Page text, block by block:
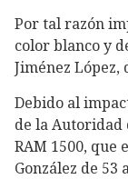
Por tal razón
color blanco y
Jiménez López,
Debido al
de la Autoridad
RAM 1500, que
González de 53